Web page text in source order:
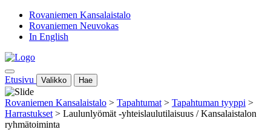
Rovaniemen Kansalaistalo
Rovaniemen Neuvokas
In English
Etusivu Valikko Hae
Rovaniemen Kansalaistalo > Tapahtumat > Tapahtuman tyyppi >
Harrastukset > Laulunlyömät -yhteislaulutilaisuus / Kansalaistalon
ryhmätoiminta